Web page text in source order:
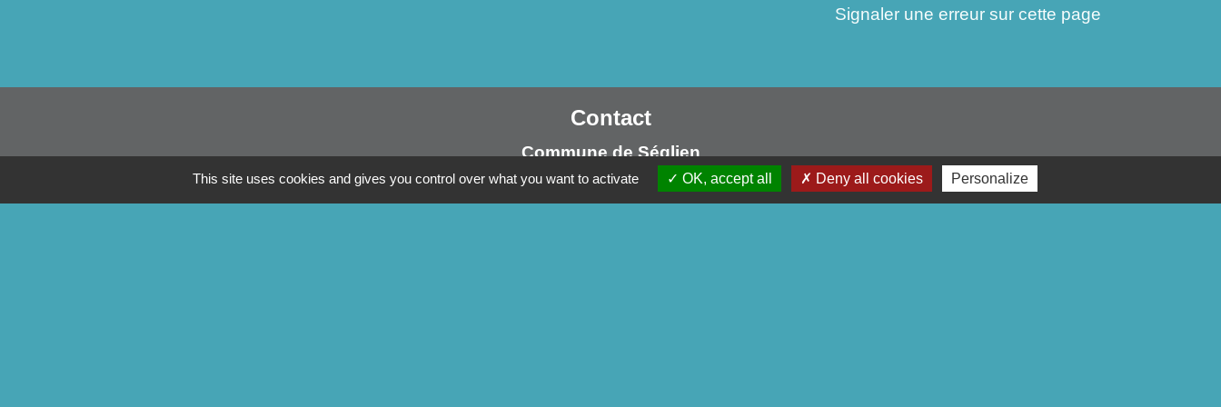
Signaler une erreur sur cette page
Contact
Commune de Séglien
1 Rue Yves Le Calvé
56160 Séglien - FRANCE
This site uses cookies and gives you control over what you want to activate OK, accept all Deny all cookies Personalize